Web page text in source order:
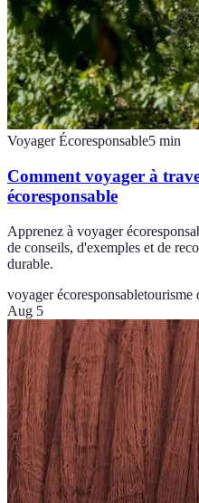
Voyager Écoresponsable5 min
Comment voyager à
écoresponsable
Apprenez à voyager
de conseils, d'exemples et de
durable.
voyager écoresponsabletourisme
Aug 5